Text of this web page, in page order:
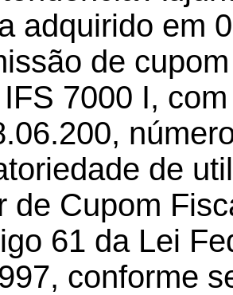
adquirido em
de
7000 I,
de
de Cupom
61 da Lei
conforme